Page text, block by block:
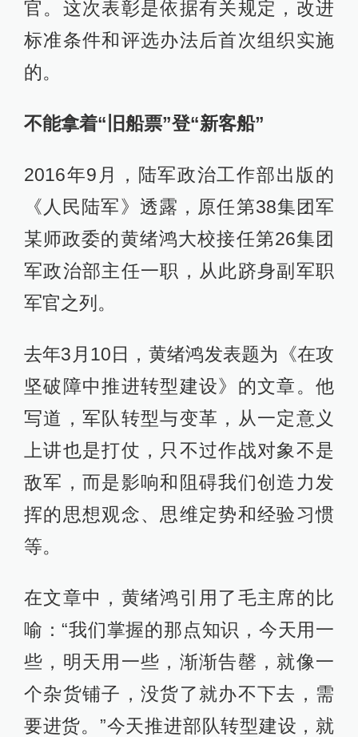
官。这次表彰是依据有关规定，改进
标准条件和评选办法后首次组织实施
的。
不能拿着“旧船票”登“新客船”
2016年9月，陆军政治工作部出版的
《人民陆军》透露，原任第38集团军
某师政委的黄绪鸿大校接任第26集团
军政治部主任一职，从此跻身副军职
军官之列。
去年3月10日，黄绪鸿发表题为《在攻
坚破障中推进转型建设》的文章。他
写道，军队转型与变革，从一定意义
上讲也是打仗，只不过作战对象不是
敌军，而是影响和阻碍我们创造力发
挥的思想观念、思维定势和经验习惯
等。
在文章中，黄绪鸿引用了毛主席的比
喻：“我们掌握的那点知识，今天用一
些，明天用一些，渐渐告罄，就像一
个杂货铺子，没货了就办不下去，需
要进货。”今天推进部队转型建设，就